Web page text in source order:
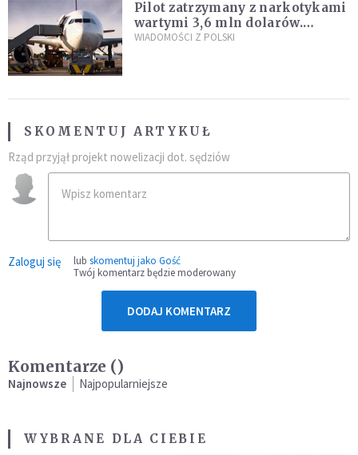
Pilot zatrzymany z narkotykami
wartymi 3,6 mln dolarów.
Śledczy podejrzewają, że latał
WIADOMOŚCI Z POLSKI
SKOMENTUJ ARTYKUŁ
Rząd przyjął projekt nowelizacji dot. sędziów
Zaloguj się lub skomentuj jako Gość
Twój komentarz będzie moderowany
DODAJ KOMENTARZ
Komentarze ()
Najnowsze Najpopularniejsze
WYBRANE DLA CIEBIE